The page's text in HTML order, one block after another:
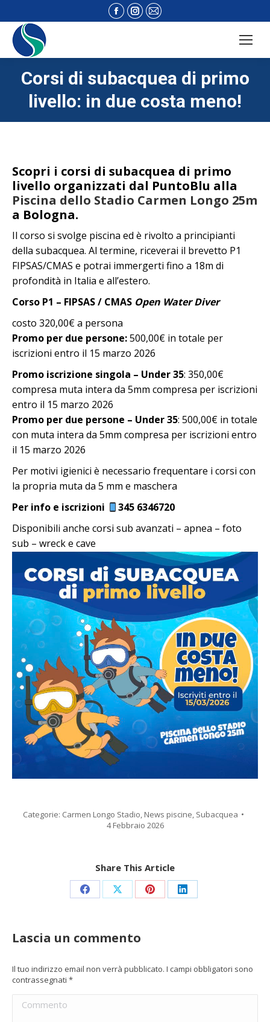
Facebook
page
in
new
window
Instagram
page
in
new
window
Mail
page
in
new
window
Corsi di subacquea di primo
livello: in due costa meno!
Scopri i corsi di subacquea di primo
livello organizzati dal PuntoBlu alla
Piscina dello Stadio Carmen Longo 25m
a Bologna.
Il corso si svolge piscina ed è rivolto a principianti
della subacquea. Al termine, riceverai il brevetto P1
FIPSAS/CMAS e potrai immergerti fino a 18m di
profondità in Italia e all’estero.
Corso P1 – FIPSAS / CMAS Open Water Diver
costo 320,00€ a persona
Promo per due persone:500,00€ in totale per
iscrizioni entro il 15 marzo 2026
Promo iscrizione singola – Under 35: 350,00€
compresa muta intera da 5mm compresa per iscrizioni
entro il 15 marzo 2026
Promo per due persone – Under 35: 500,00€ in totale
con muta intera da 5mm compresa per iscrizioni entro
il 15 marzo 2026
Per motivi igienici è necessario frequentare i corsi con
la propria muta da 5 mm e maschera
Per info e iscrizioni
345 6346720
Disponibili anche corsi sub avanzati – apnea – foto
sub – wreck e cave
Categorie: Carmen Longo Stadio, News piscine, Subacquea
4 Febbraio 2026
Share This Article
Condividi
Facebook
Condividi
X
CondividiCondividi
Lascia un commento
Il tuo indirizzo email non verrà pubblicato. I campi obbligatori sono
contrassegnati *
Commento